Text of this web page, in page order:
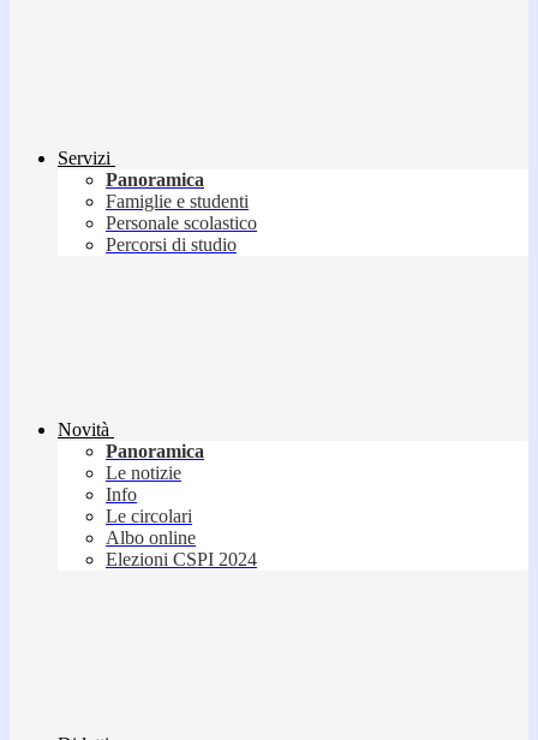
Servizi
Panoramica
Famiglie e studenti
Personale scolastico
Percorsi di studio
Novità
Panoramica
Le notizie
Info
Le circolari
Albo online
Elezioni CSPI 2024